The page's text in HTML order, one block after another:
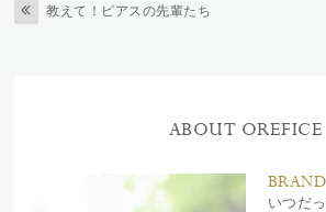
教えて！ピアスの先輩たち
ABOUT OREFICE
いつだ